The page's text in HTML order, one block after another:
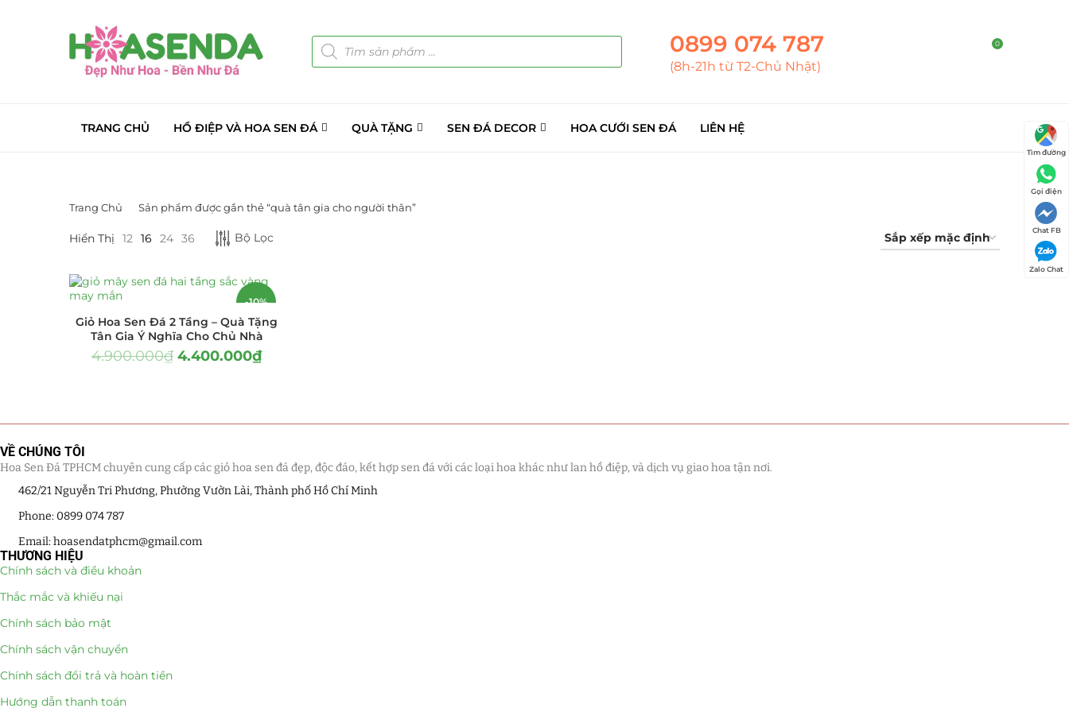
0899 074 787
(8h-21h từ T2-Chủ Nhật)
0
TRANG CHỦ HỒ ĐIỆP VÀ HOA SEN ĐÁ QUÀ TẶNG SEN ĐÁ DECOR HOA CƯỚI SEN ĐÁ LIÊN HỆ
DANH MỤC SẢN PHẨM
Cây Sen Đá Giá Sỉ
Chậu Sen Đá Mini (8)
(132)
Tiểu Cảnh Lan Sen Đá (63)
Hoa Ngày Lễ 8/3
Hoa Tặng 14/2
Quà Tặng
Quà Noel - Quà Giáng Sinh
Trang Chủ Sản phẩm được gắn thẻ “quà tân gia cho người thân”
Hiển Thị 12 16 24 36 Bộ Lọc
-10%
Giỏ Hoa Sen Đá 2 Tầng – Quà Tặng
Tân Gia Ý Nghĩa Cho Chủ Nhà
4.900.000₫ 4.400.000₫
VỀ CHÚNG TÔI
Hoa Sen Đá TPHCM chuyên cung cấp các giỏ hoa sen đá đẹp, độc đáo, kết hợp sen đá với các loại hoa khác như lan hồ điệp, và dịch vụ giao hoa tận nơi.
462/21 Nguyễn Tri Phương, Phường Vườn Lài, Thành phố Hồ Chí Minh
Phone: 0899 074 787
Email: hoasendatphcm@gmail.com
THƯƠNG HIỆU
Chính sách và điều khoản
Thắc mắc và khiếu nại
Chính sách bảo mật
Chính sách vận chuyển
Chính sách đổi trả và hoàn tiền
Hướng dẫn thanh toán
Tìm đường
Gọi điện
Chat FB
Zalo Chat